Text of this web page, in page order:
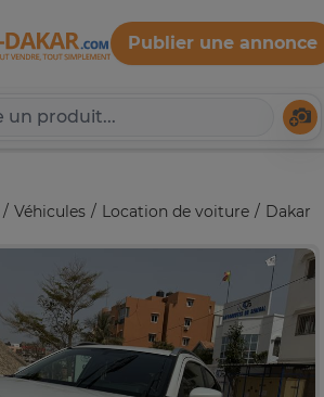
Expat-Dakar
Publier une annonce
Véhicules Location de voiture Dakar